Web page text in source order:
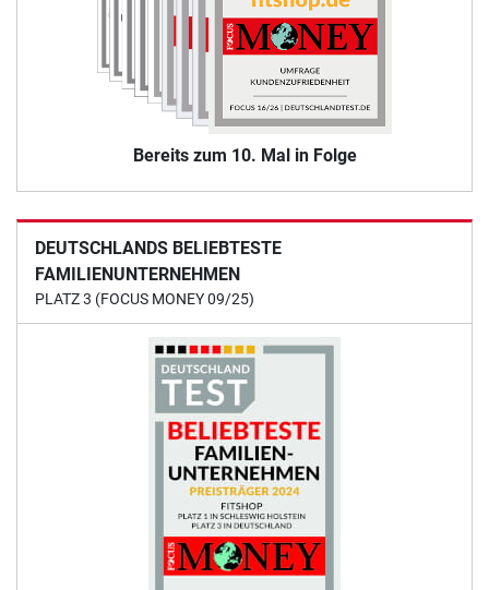
Bereits zum 10. Mal in Folge
DEUTSCHLANDS BELIEBTESTE
FAMILIENUNTERNEHMEN
PLATZ 3 (FOCUS MONEY 09/25)